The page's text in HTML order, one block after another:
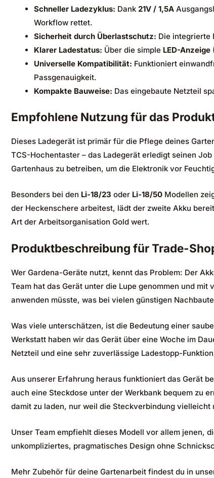
Schneller Ladezyklus: Dank 21V / 1,5A
Workflow rettet.
Sicherheit durch Überlastschutz: Die integrierte
Klarer Ladestatus: Über die simple LED-Anzeige
Universelle Kompatibilität: Funktioniert
Passgenauigkeit.
Kompakte Bauweise: Das eingebaute Netzteil
Empfohlene Nutzung für das
Dieses Ladegerät ist primär für die Pflege deines
TCS-Hochentaster – das Ladegerät erledigt seinen
Gartenhaus zu betreiben, um die Elektronik vor
Besonders bei den Li-18/23 oder Li-18/50 Modellen
der Heckenschere arbeitest, lädt der zweite Akku
Art der Arbeitsorganisation Gold wert.
Produktbeschreibung für Trade-
Wer Gardena-Geräte nutzt, kennt das Problem: Der
Team hat das Gerät unter die Lupe genommen und
anwenden müsste, was bei vielen günstigen
Was viele unterschätzen, ist die Bedeutung einer
Werkstatt haben wir das Gerät über eine Woche im
Netzteil und eine sehr zuverlässige Ladestopp-
Aus unserer Erfahrung heraus funktioniert das Gerät
auch eine Steckdose unter der Werkbank bequem zu
damit zu laden, nur weil die Steckverbindung
Unser Team empfiehlt dieses Modell vor allem jenen,
unkompliziertes, pragmatisches Design ohne
Mehr Zubehör für deine Gartenarbeit findest du in